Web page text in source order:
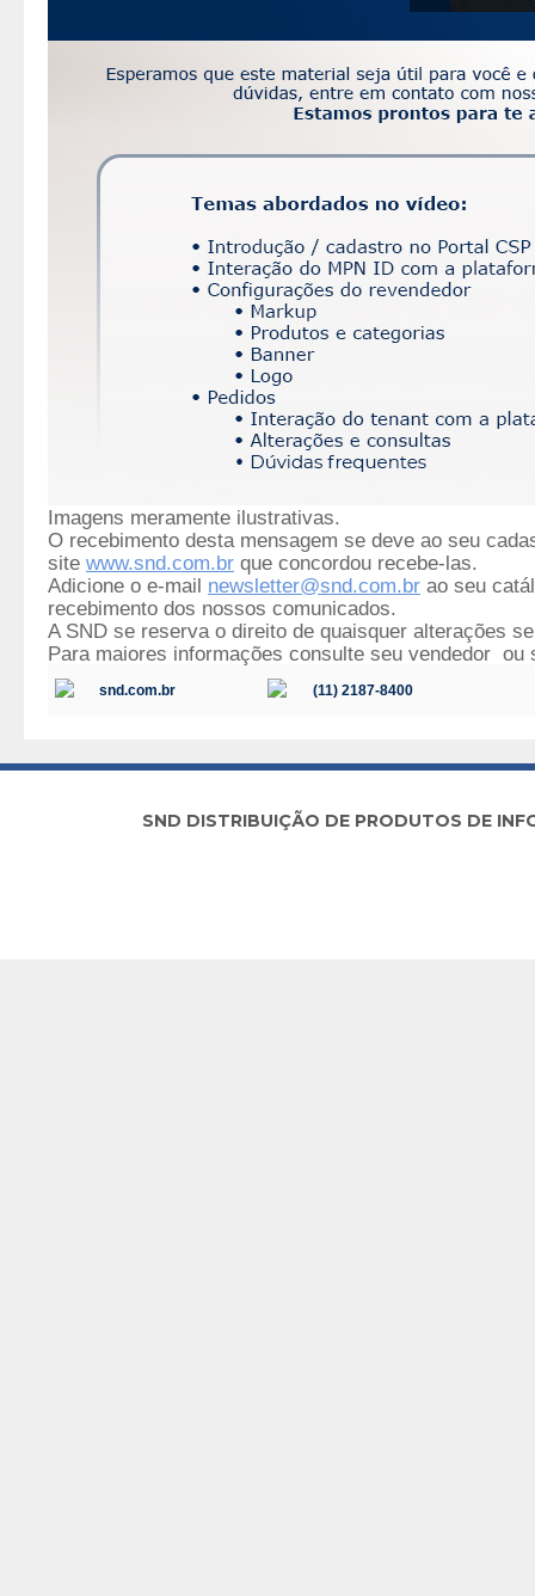
Imagens meramente ilustrativas.
O recebimento desta mensagem se deve ao seu
site www.snd.com.br que concordou recebe-las.
Adicione o e-mail newsletter@snd.com.br ao seu
recebimento dos nossos comunicados.
A SND se reserva o direito de quaisquer alterações
Para maiores informações consulte seu vendedor ou
snd.com.br (11) 2187-8400
SND DISTRIBUIÇÃO DE PRODUTOS DE